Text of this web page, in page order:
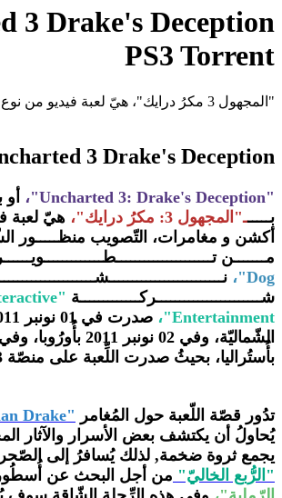
3 Drake's Deception
PS3 Torrent
"المجهول 3 مكرُ درايك"، هيّ لعبة فيديو من نوع أكشن، مغامرات.
3 Drake's Deception
"Uncharted 3: Drake's Deception"،
بــــــ"المجهول 3: مكرُ درايك "، هيّ لعبة
أكشن و مغامرات، التّصويب منظـــــور
مـــــــن تـــــــــــــــــــــطـــــــــــــويــــــر
Dog"،
شـــــــــــــــــــــــركـــــــــــــة
Entertainment"،
بأُستُراليا، بحيثُ صدرت اللِّعبة على منصّة PS3 فقط.
تدُور قصّة اللّعبة حول المُغامر "Nathan Drake"
يُحاولُ أن يكتشف بعض الأسرار والآثار
يجمع ثروة ضخمة, لذلك يُسافرُ إلى
"الرُّبع الخاليّ" من أجل البحث عن